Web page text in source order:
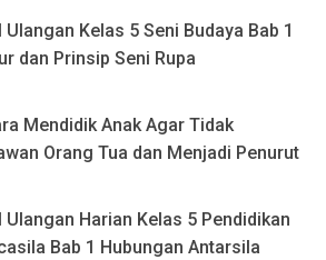
Ulangan Kelas 5 Seni Budaya Bab 1
dan Prinsip Seni Rupa
Mendidik Anak Agar Tidak
Orang Tua dan Menjadi Penurut
Ulangan Harian Kelas 5 Pendidikan
Bab 1 Hubungan Antarsila